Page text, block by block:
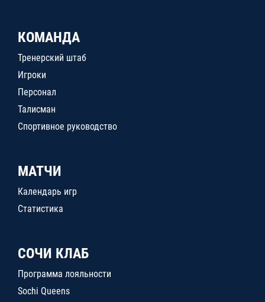
КОМАНДА
Тренерский штаб
Игроки
Персонал
Талисман
Спортивное руководство
МАТЧИ
Календарь игр
Статистика
СОЧИ КЛАБ
Программа лояльности
Sochi Queens